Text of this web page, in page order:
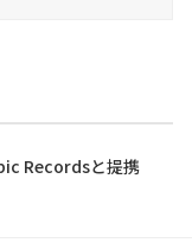
Recordsと提携